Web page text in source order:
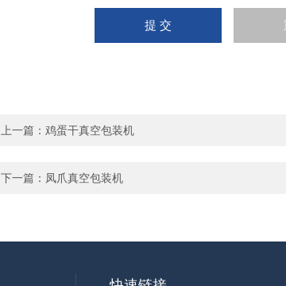
上一篇： 鸡蛋干真空包装机
下一篇： 凤爪真空包装机